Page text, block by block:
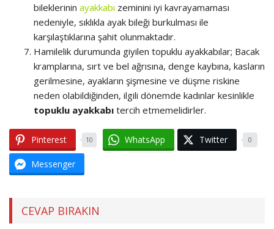
bileklerinin ayakkabı zeminini iyi kavrayamaması
nedeniyle, sıklıkla ayak bileği burkulması ile
karşılaştıklarına şahit olunmaktadır.
Hamilelik durumunda giyilen topuklu ayakkabılar; Bacak
kramplarına, sırt ve bel ağrısına, denge kaybına, kasların
gerilmesine, ayakların şişmesine ve düşme riskine
neden olabildiğinden, ilgili dönemde kadınlar kesinlikle
topuklu ayakkabı tercih etmemelidirler.
Pinterest 10 WhatsApp Twitter 0
Messenger
CEVAP BIRAKIN